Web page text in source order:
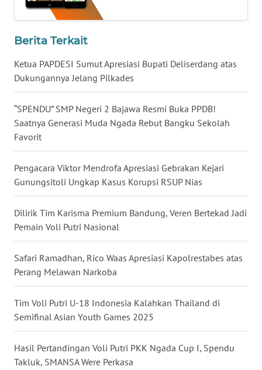
Berita Terkait
Ketua PAPDESI Sumut Apresiasi Bupati Deliserdang atas
Dukungannya Jelang Pilkades
“SPENDU” SMP Negeri 2 Bajawa Resmi Buka PPDB!
Saatnya Generasi Muda Ngada Rebut Bangku Sekolah
Favorit
Pengacara Viktor Mendrofa Apresiasi Gebrakan Kejari
Gunungsitoli Ungkap Kasus Korupsi RSUP Nias
Dilirik Tim Karisma Premium Bandung, Veren Bertekad Jadi
Pemain Voli Putri Nasional
Safari Ramadhan, Rico Waas Apresiasi Kapolrestabes atas
Perang Melawan Narkoba
Tim Voli Putri U-18 Indonesia Kalahkan Thailand di
Semifinal Asian Youth Games 2025
Hasil Pertandingan Voli Putri PKK Ngada Cup I, Spendu
Takluk, SMANSA Were Perkasa
WN
LAMPUNG
JATENG
WN
NUSANTARA
WN
WN
WN
KALBAR
WN
KALTENG
WN
KALTARA